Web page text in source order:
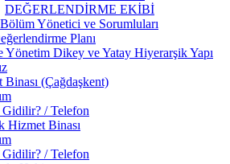
DEĞERLENDİRME EKİBİ
Yönetici ve Sorumluları
Planı
Yönetim Dikey ve Yatay Hiyerarşik Yapı
(Çağdaşkent)
Gidilir? / Telefon
Hizmet Binası
Gidilir? / Telefon